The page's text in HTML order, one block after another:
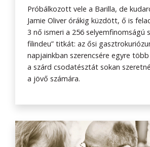
Próbálkozott vele a Barilla, de
Jamie Oliver órákig küzdött, ő is
3 nő ismeri a 256 selyemfinomságú
filindeu” titkát: az ősi
napjainkban szerencsére egyre
a szárd csodatésztát sokan
a jövő számára.